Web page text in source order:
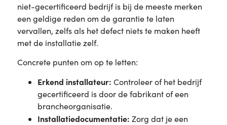
niet-gecertificeerd bedrijf is bij de meeste merken
een geldige reden om de garantie te laten
vervallen, zelfs als het defect niets te maken heeft
met de installatie zelf.
Concrete punten om op te letten:
Erkend installateur: Controleer of het bedrijf
gecertificeerd is door de fabrikant of een
brancheorganisatie.
Installatiedocumentatie: Zorg dat je een